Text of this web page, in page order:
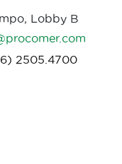
Lobby B
2505.4700